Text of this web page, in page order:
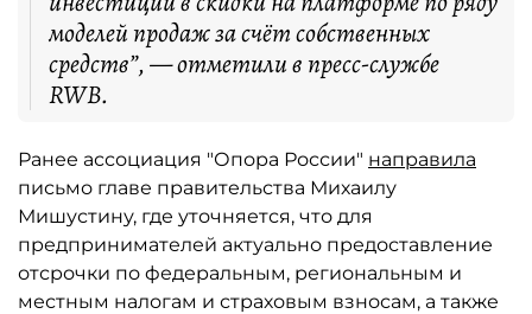
моделей продаж за счёт собственных
средств”, — отметили в пресс-службе
RWB.
Ранее ассоциация "Опора России" направила
письмо главе правительства Михаилу
Мишустину, где уточняется, что для
предпринимателей актуально предоставление
отсрочки по федеральным, региональным и
местным налогам и страховым взносам, а также